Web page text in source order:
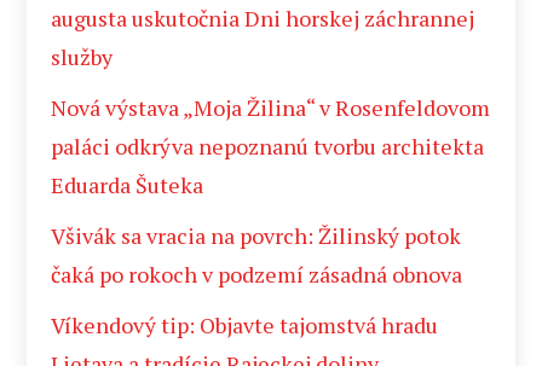
augusta uskutočnia Dni horskej záchrannej
služby
Nová výstava „Moja Žilina“ v Rosenfeldovom
paláci odkrýva nepoznanú tvorbu architekta
Eduarda Šuteka
Všivák sa vracia na povrch: Žilinský potok
čaká po rokoch v podzemí zásadná obnova
Víkendový tip: Objavte tajomstvá hradu